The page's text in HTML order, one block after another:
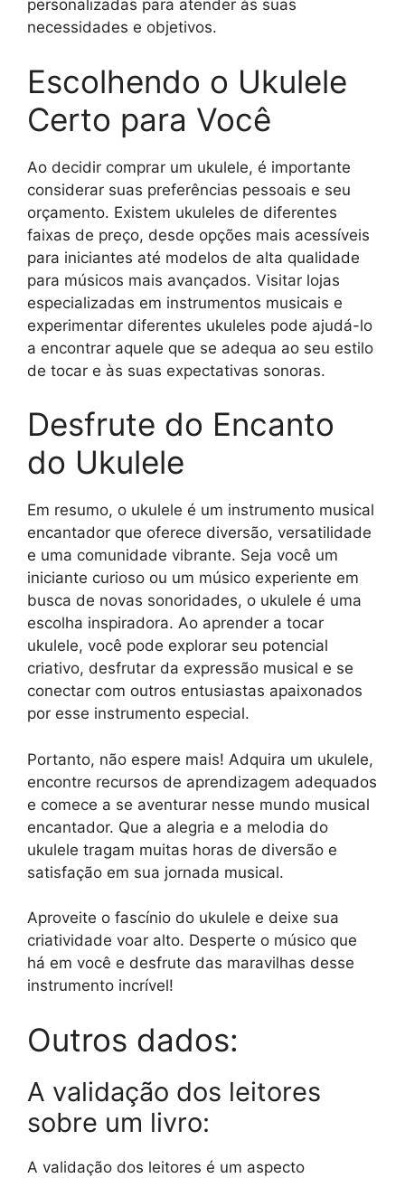
personalizadas para atender às suas
necessidades e objetivos.
Escolhendo o Ukulele
Certo para Você
Ao decidir comprar um ukulele, é importante
considerar suas preferências pessoais e seu
orçamento. Existem ukuleles de diferentes
faixas de preço, desde opções mais acessíveis
para iniciantes até modelos de alta qualidade
para músicos mais avançados. Visitar lojas
especializadas em instrumentos musicais e
experimentar diferentes ukuleles pode ajudá-lo
a encontrar aquele que se adequa ao seu estilo
de tocar e às suas expectativas sonoras.
Desfrute do Encanto
do Ukulele
Em resumo, o ukulele é um instrumento musical
encantador que oferece diversão, versatilidade
e uma comunidade vibrante. Seja você um
iniciante curioso ou um músico experiente em
busca de novas sonoridades, o ukulele é uma
escolha inspiradora. Ao aprender a tocar
ukulele, você pode explorar seu potencial
criativo, desfrutar da expressão musical e se
conectar com outros entusiastas apaixonados
por esse instrumento especial.
Portanto, não espere mais! Adquira um ukulele,
encontre recursos de aprendizagem adequados
e comece a se aventurar nesse mundo musical
encantador. Que a alegria e a melodia do
ukulele tragam muitas horas de diversão e
satisfação em sua jornada musical.
Aproveite o fascínio do ukulele e deixe sua
criatividade voar alto. Desperte o músico que
há em você e desfrute das maravilhas desse
instrumento incrível!
Outros dados:
A validação dos leitores
sobre um livro:
A validação dos leitores é um aspecto